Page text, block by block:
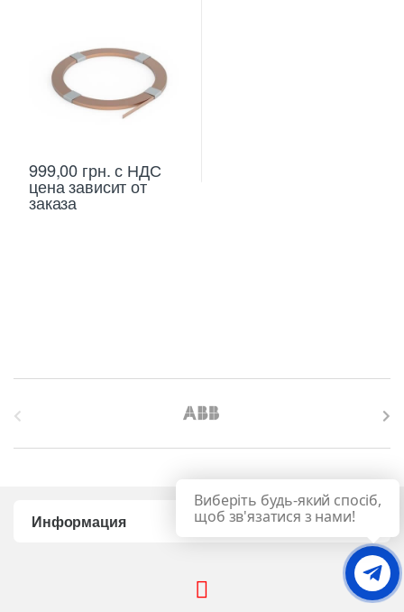
999,00 грн.с НДС
цена зависит от
заказа
Информация
Виберіть будь-який спосіб,
щоб зв'язатися з нами!